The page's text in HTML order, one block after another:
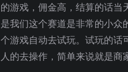
的游戏，佣金高，结算的话当
是我们这个赛道是非常的小
个游戏自动去试玩。试玩的话
人的去操作，简单来说就是商